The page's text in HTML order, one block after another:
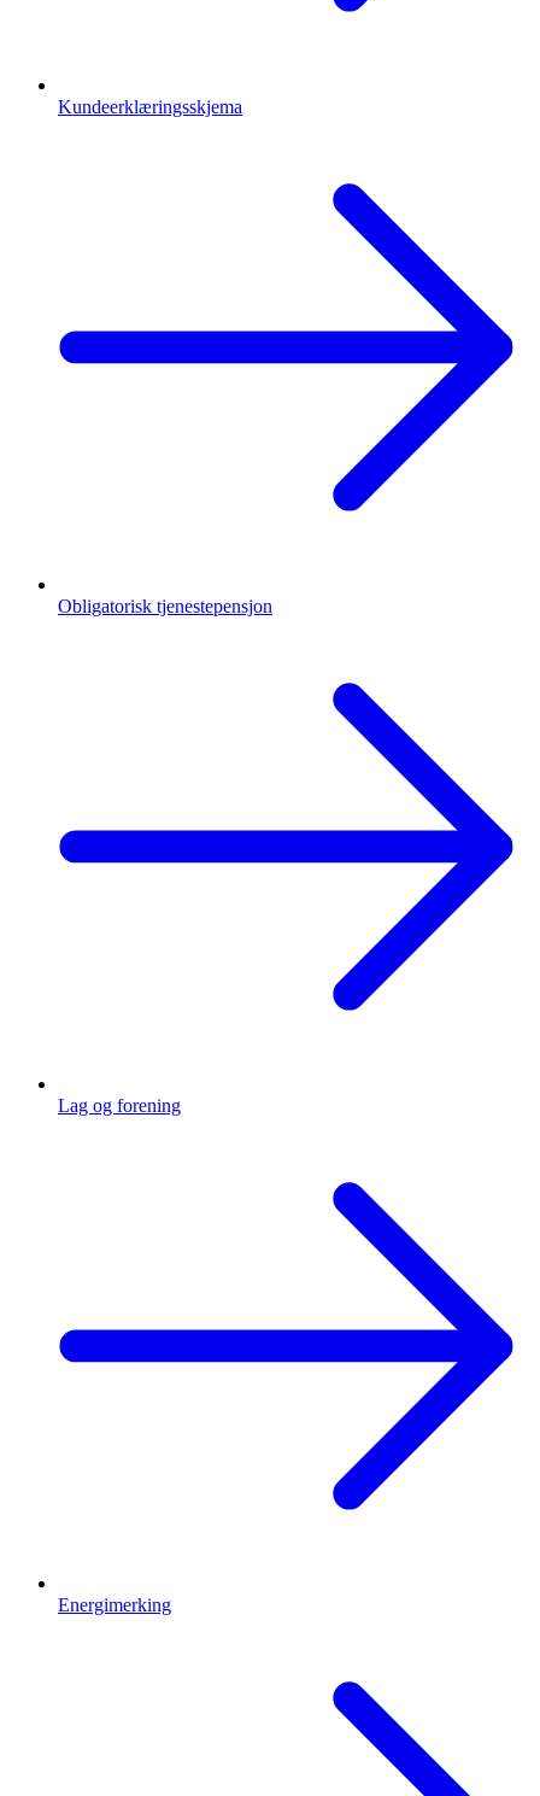
Kundeerklæringsskjema
Obligatorisk tjenestepensjon
Lag og forening
Energimerking